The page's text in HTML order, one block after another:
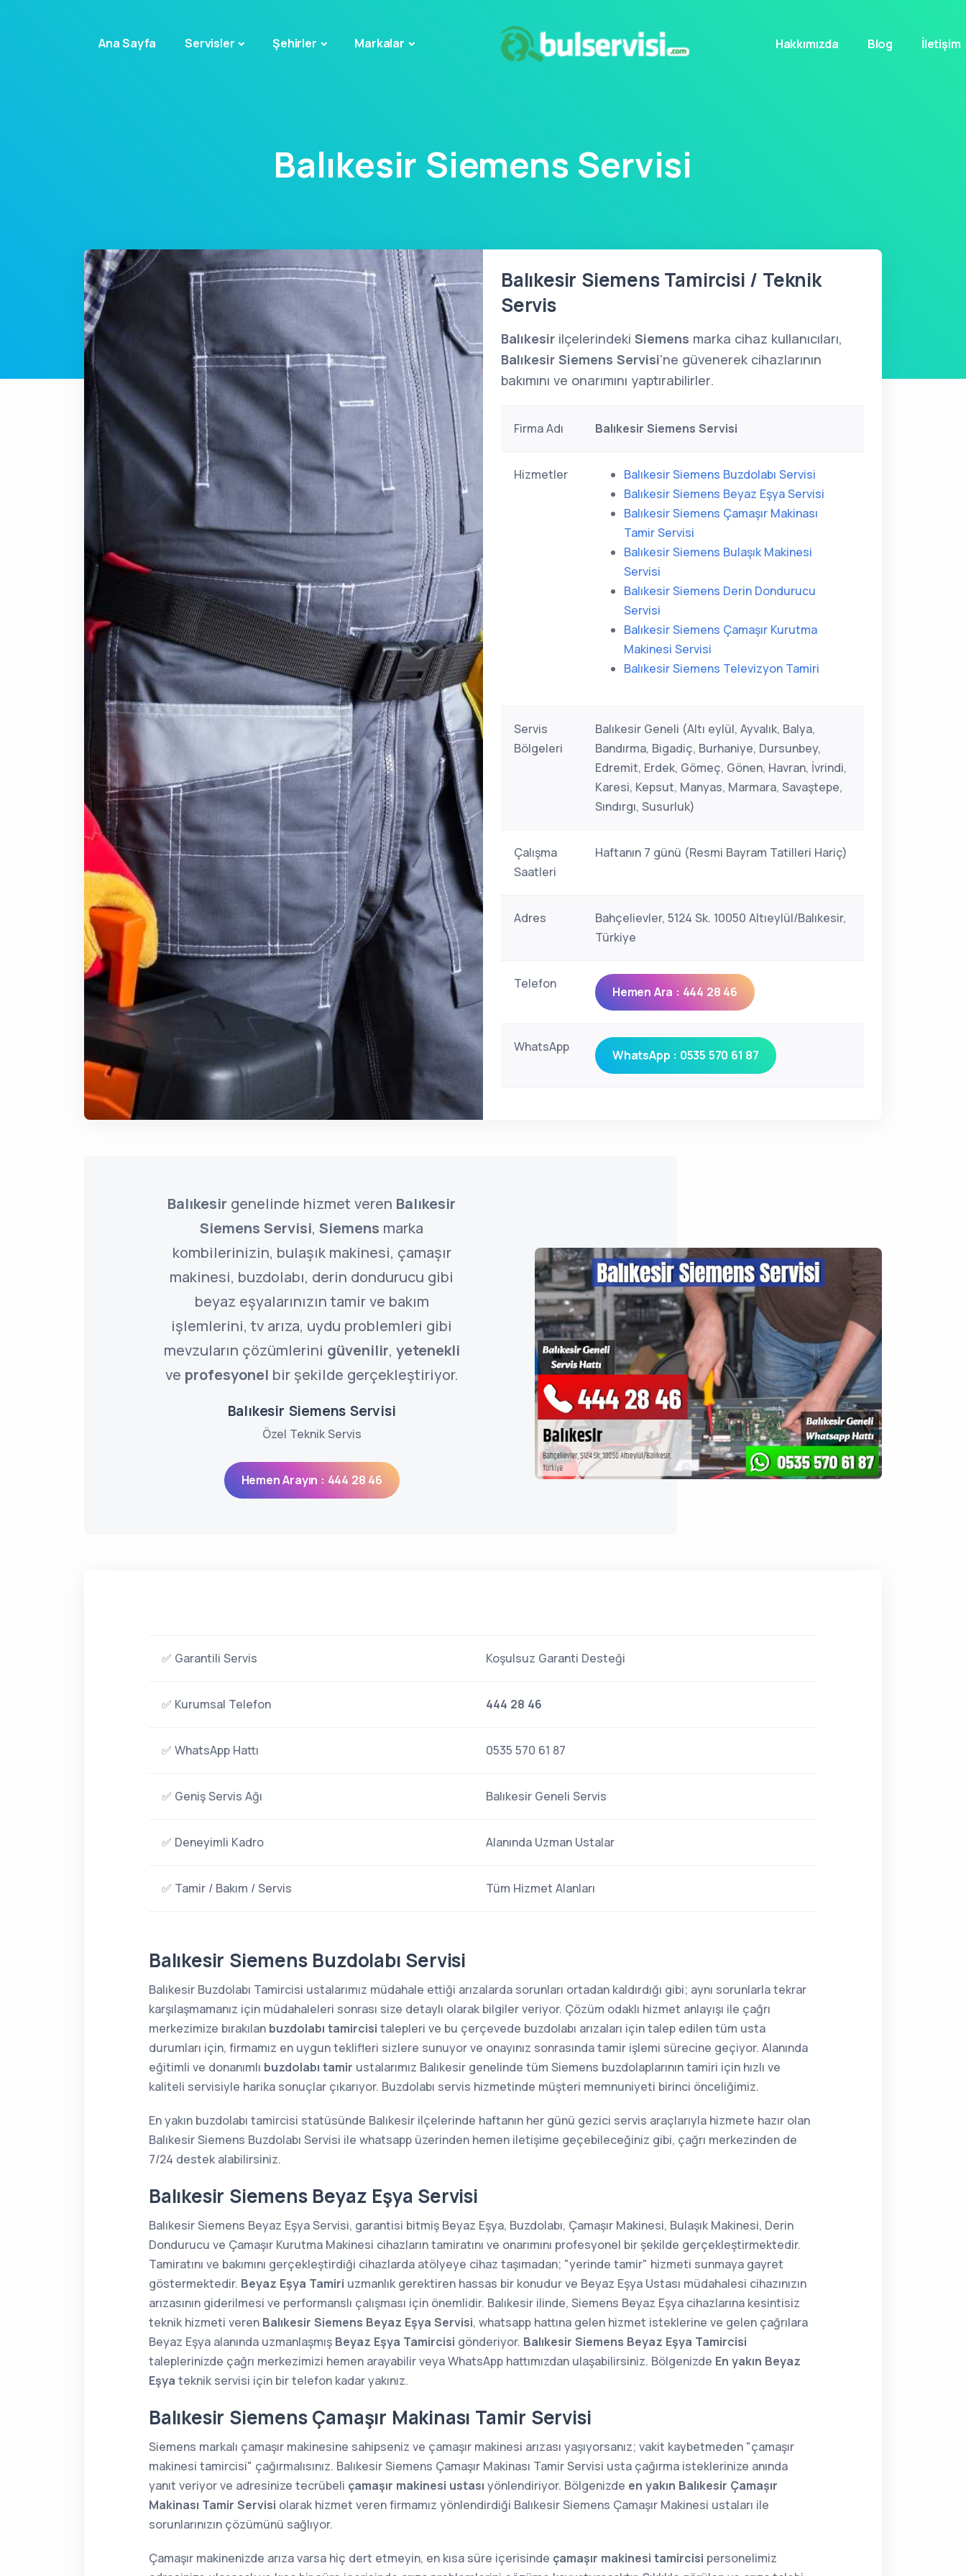
Ana Sayfa Servisler Şehirler Markalar Hakkımızda Blog İletişim
Balıkesir Siemens Servisi
Balıkesir Siemens Tamircisi / Teknik
Servis
Balıkesir ilçelerindeki Siemens marka cihaz kullanıcıları,
Balıkesir Siemens Servisi'ne güvenerek cihazlarının
bakımını ve onarımını yaptırabilirler.
Firma Adı Balıkesir Siemens Servisi
Hizmetler
Balıkesir Siemens Buzdolabı Servisi
Balıkesir Siemens Beyaz Eşya Servisi
Balıkesir Siemens Çamaşır Makinası
Tamir Servisi
Balıkesir Siemens Bulaşık Makinesi
Servisi
Balıkesir Siemens Derin Dondurucu
Servisi
Balıkesir Siemens Çamaşır Kurutma
Makinesi Servisi
Balıkesir Siemens Televizyon Tamiri
Servis
Bölgeleri
Balıkesir Geneli (Altı eylül, Ayvalık, Balya,
Bandırma, Bigadiç, Burhaniye, Dursunbey,
Edremit, Erdek, Gömeç, Gönen, Havran, İvrindi,
Karesi, Kepsut, Manyas, Marmara, Savaştepe,
Sındırgı, Susurluk)
Çalışma
Saatleri
Haftanın 7 günü (Resmi Bayram Tatilleri Hariç)
Adres
Bahçelievler, 5124 Sk. 10050 Altıeylül/Balıkesir,
Türkiye
Telefon
Hemen Ara : 444 28 46
WhatsApp
WhatsApp : 0535 570 61 87
Balıkesir genelinde hizmet veren Balıkesir
Siemens Servisi,Siemens marka
kombilerinizin, bulaşık makinesi, çamaşır
makinesi, buzdolabı, derin dondurucu gibi
beyaz eşyalarınızın tamir ve bakım
işlemlerini, tv arıza, uydu problemleri gibi
mevzuların çözümlerini güvenilir, yetenekli
ve profesyonel bir şekilde gerçekleştiriyor.
Balıkesir Siemens Servisi
Özel Teknik Servis
Hemen Arayın : 444 28 46
✅ Garantili Servis Koşulsuz Garanti Desteği
✅ Kurumsal Telefon 444 28 46
✅ WhatsApp Hattı 0535 570 61 87
✅ Geniş Servis Ağı Balıkesir Geneli Servis
✅ Deneyimli Kadro Alanında Uzman Ustalar
✅ Tamir / Bakım / Servis Tüm Hizmet Alanları
Balıkesir Siemens Buzdolabı Servisi
Balıkesir Buzdolabı Tamircisi ustalarımız müdahale ettiği arızalarda sorunları ortadan kaldırdığı gibi; aynı sorunlarla tekrar
karşılaşmamanız için müdahaleleri sonrası size detaylı olarak bilgiler veriyor. Çözüm odaklı hizmet anlayışı ile çağrı
merkezimize bırakılan buzdolabı tamircisi talepleri ve bu çerçevede buzdolabı arızaları için talep edilen tüm usta
durumları için, firmamız en uygun teklifleri sizlere sunuyor ve onayınız sonrasında tamir işlemi sürecine geçiyor. Alanında
eğitimli ve donanımlı buzdolabı tamir ustalarımız Balıkesir genelinde tüm Siemens buzdolaplarının tamiri için hızlı ve
kaliteli servisiyle harika sonuçlar çıkarıyor. Buzdolabı servis hizmetinde müşteri memnuniyeti birinci önceliğimiz.
En yakın buzdolabı tamircisi statüsünde Balıkesir ilçelerinde haftanın her günü gezici servis araçlarıyla hizmete hazır olan
Balıkesir Siemens Buzdolabı Servisi ile whatsapp üzerinden hemen iletişime geçebileceğiniz gibi, çağrı merkezinden de
7/24 destek alabilirsiniz.
Balıkesir Siemens Beyaz Eşya Servisi
Balıkesir Siemens Beyaz Eşya Servisi, garantisi bitmiş Beyaz Eşya, Buzdolabı, Çamaşır Makinesi, Bulaşık Makinesi, Derin
Dondurucu ve Çamaşır Kurutma Makinesi cihazların tamiratını ve onarımını profesyonel bir şekilde gerçekleştirmektedir.
Tamiratını ve bakımını gerçekleştirdiği cihazlarda atölyeye cihaz taşımadan; "yerinde tamir" hizmeti sunmaya gayret
göstermektedir. Beyaz Eşya Tamiri uzmanlık gerektiren hassas bir konudur ve Beyaz Eşya Ustası müdahalesi cihazınızın
arızasının giderilmesi ve performanslı çalışması için önemlidir. Balıkesir ilinde, Siemens Beyaz Eşya cihazlarına kesintisiz
teknik hizmeti veren Balıkesir Siemens Beyaz Eşya Servisi, whatsapp hattına gelen hizmet isteklerine ve gelen çağrılara
Beyaz Eşya alanında uzmanlaşmış Beyaz Eşya Tamircisi gönderiyor. Balıkesir Siemens Beyaz Eşya Tamircisi
taleplerinizde çağrı merkezimizi hemen arayabilir veya WhatsApp hattımızdan ulaşabilirsiniz. Bölgenizde En yakın Beyaz
Eşya teknik servisi için bir telefon kadar yakınız.
Balıkesir Siemens Çamaşır Makinası Tamir Servisi
Siemens markalı çamaşır makinesine sahipseniz ve çamaşır makinesi arızası yaşıyorsanız; vakit kaybetmeden "çamaşır
makinesi tamircisi" çağırmalısınız. Balıkesir Siemens Çamaşır Makinası Tamir Servisi usta çağırma isteklerinize anında
yanıt veriyor ve adresinize tecrübeli çamaşır makinesi ustası yönlendiriyor. Bölgenizde en yakın Balıkesir Çamaşır
Makinası Tamir Servisi olarak hizmet veren firmamız yönlendirdiği Balıkesir Siemens Çamaşır Makinesi ustaları ile
sorunlarınızın çözümünü sağlıyor.
Çamaşır makinenizde arıza varsa hiç dert etmeyin, en kısa süre içerisinde çamaşır makinesi tamircisi personelimiz